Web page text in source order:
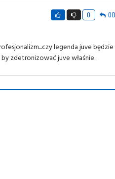
0
legenda juve
zdetronizować juve właśnie...